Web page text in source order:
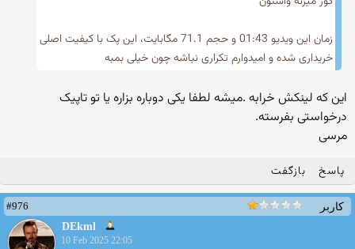
زمان این ویدیو 01:43 و حجم 71.1 مگابایت، این پک با کیفیت اصلی
خریداری شده و امیدوارم تکراری نباشه چون خیلی بمبه
این که لینکش خرابه .میشه لطفا یکی دوباره بزاره یا تو تاپیک
درخواستی بفرسته.
مرسی
پاسخ بازگفت
کاربر
#976
DEkml
10 Feb 2025 22:05